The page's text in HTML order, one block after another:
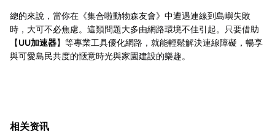
總的來說，當你在《集合啦動物森友會》中遭遇連線到島嶼失敗
時，大可不必焦慮。這類問題大多由網路環境不佳引起。只要借助
【UU加速器】等專業工具優化網路，就能輕鬆解決連線障礙，暢享
與可愛島民共度的愜意時光與家園建設的樂趣。
相关资讯